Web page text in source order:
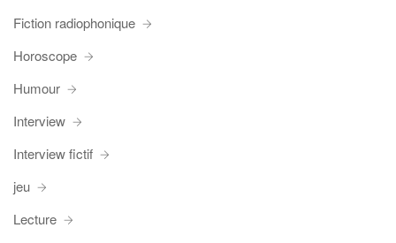
Fiction radiophonique
Horoscope
Humour
Interview
Interview fictif
jeu
Lecture